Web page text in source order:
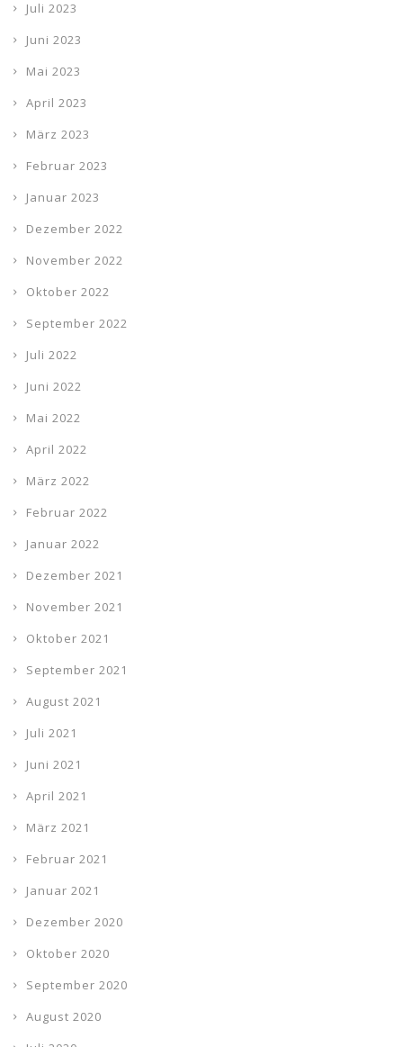
Juli 2023
Juni 2023
Mai 2023
April 2023
März 2023
Februar 2023
Januar 2023
Dezember 2022
November 2022
Oktober 2022
September 2022
Juli 2022
Juni 2022
Mai 2022
April 2022
März 2022
Februar 2022
Januar 2022
Dezember 2021
November 2021
Oktober 2021
September 2021
August 2021
Juli 2021
Juni 2021
April 2021
März 2021
Februar 2021
Januar 2021
Dezember 2020
Oktober 2020
September 2020
August 2020